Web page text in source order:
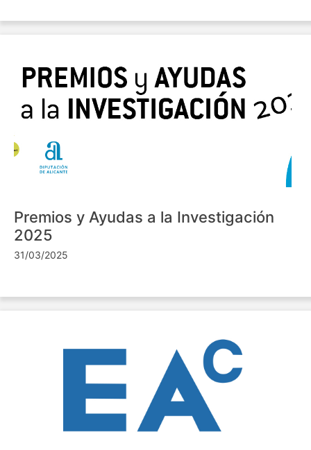
Premios y Ayudas a la Investigación
2025
31/03/2025